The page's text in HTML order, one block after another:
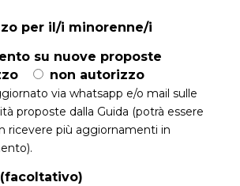
per il/i minorenne/i
su nuove proposte
non autorizzo
via whatsapp e/o mail sulle
proposte dalla Guida (potrà essere
ricevere più aggiornamenti in